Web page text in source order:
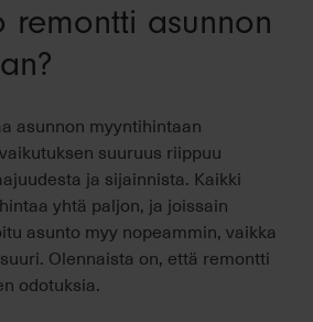
remontti asunnon
asunnon myyntihintaan
suuruus riippuu
ja sijainnista. Kaikki
yhtä paljon, ja joissain
asunto myy nopeammin, vaikka
Olennaista on, että remontti
odotuksia.